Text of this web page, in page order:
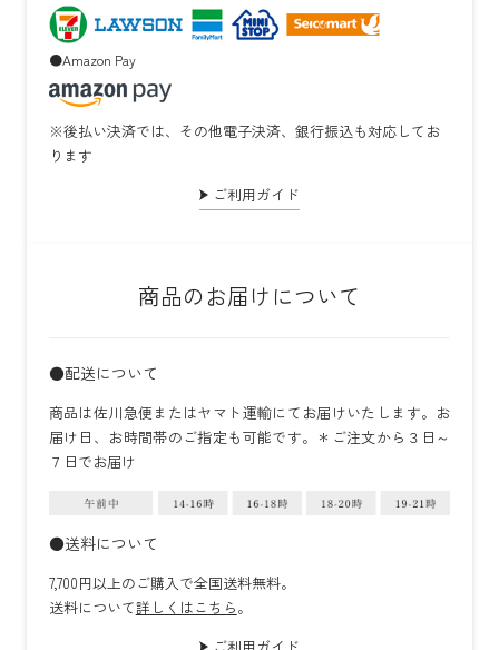
●Amazon Pay
※後払い決済では、その他電子決済、銀行振込も対応してお
ります
ご利用ガイド
商品のお届けについて
●配送について
商品は佐川急便またはヤマト運輸にてお届けいたします。お
届け日、お時間帯のご指定も可能です。＊ご注文から３日～
７日でお届け
●送料について
7,700円以上のご購入で全国送料無料。
送料について詳しくはこちら。